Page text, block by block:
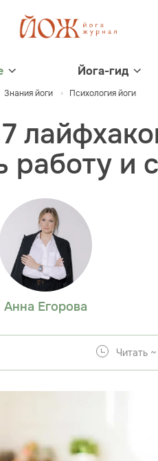
Йога-гид
Знания йоги Психология йоги
работу и
Анна Егорова
Читать